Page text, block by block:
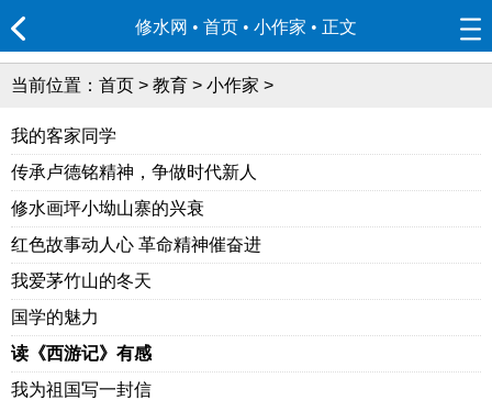
修水网 • 首页 • 小作家 • 正文
当前位置： 首页 > 教育 > 小作家 >
我的客家同学
传承卢德铭精神，争做时代新人
修水画坪小坳山寨的兴衰
红色故事动人心 革命精神催奋进
我爱茅竹山的冬天
国学的魅力
读《西游记》有感
我为祖国写一封信